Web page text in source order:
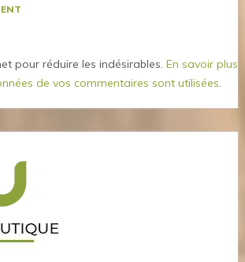
pour réduire les indésirables. En savoir plus
de vos commentaires sont utilisées.